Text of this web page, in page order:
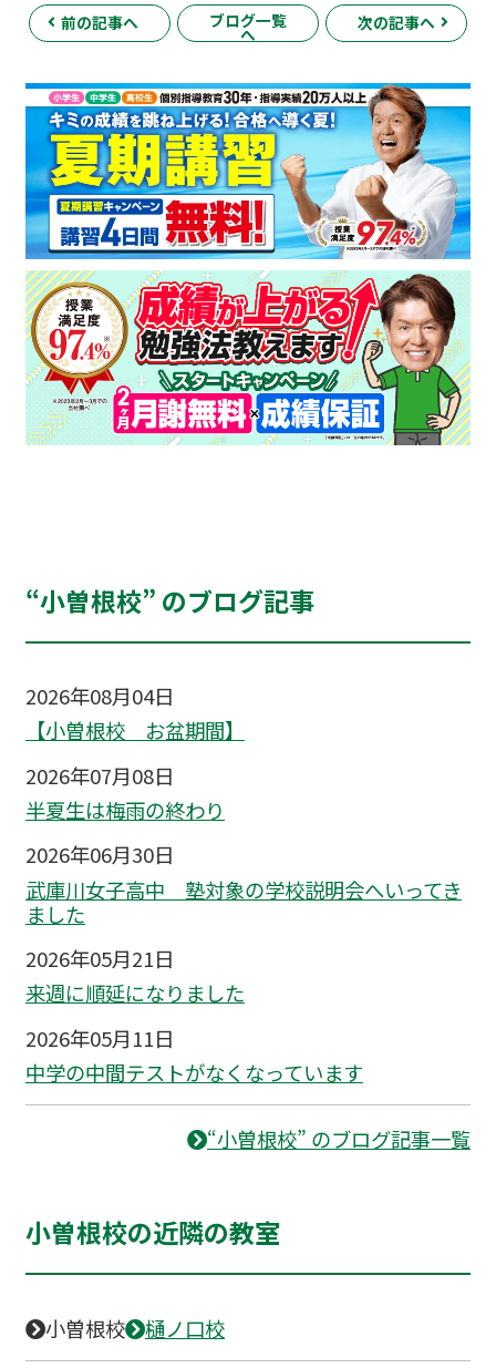
前の記事へ ブログ一覧
へ
次の記事へ
“小曽根校” のブログ記事
2026年08月04日
【小曽根校 お盆期間】
2026年07月08日
半夏生は梅雨の終わり
2026年06月30日
武庫川女子高中 塾対象の学校説明会へいってき
ました
2026年05月21日
来週に順延になりました
2026年05月11日
中学の中間テストがなくなっています
“小曽根校” のブログ記事一覧
小曽根校の近隣の教室
小曽根校 樋ノ口校